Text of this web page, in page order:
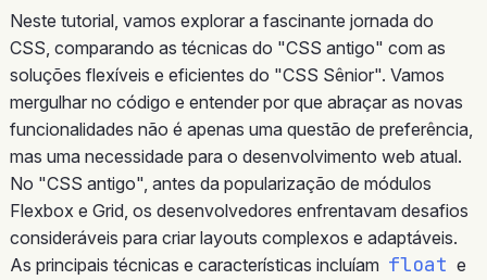
Neste tutorial, vamos explorar a fascinante jornada do
CSS, comparando as técnicas do "CSS antigo" com as
soluções flexíveis e eficientes do "CSS Sênior". Vamos
mergulhar no código e entender por que abraçar as novas
funcionalidades não é apenas uma questão de preferência,
mas uma necessidade para o desenvolvimento web atual.
No "CSS antigo", antes da popularização de módulos
Flexbox e Grid, os desenvolvedores enfrentavam desafios
consideráveis para criar layouts complexos e adaptáveis.
As principais técnicas e características incluíam float e